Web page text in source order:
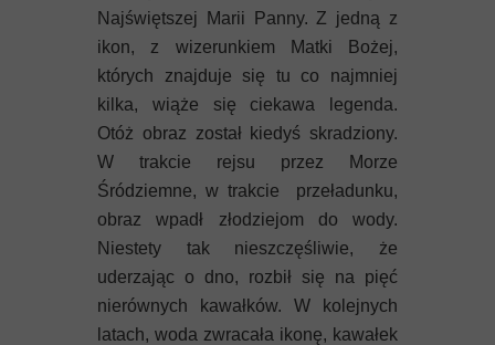
Najświętszej Marii Panny. Z jedną z
ikon, z wizerunkiem Matki Bożej,
których znajduje się tu co najmniej
kilka, wiąże się ciekawa legenda.
Otóż obraz został kiedyś skradziony.
W trakcie rejsu przez Morze
Śródziemne, w trakcie przeładunku,
obraz wpadł złodziejom do wody.
Niestety tak nieszczęśliwie, że
uderzając o dno, rozbił się na pięć
nierównych kawałków. W kolejnych
latach, woda zwracała ikonę, kawałek